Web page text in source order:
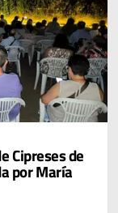
Cipreses de
por María